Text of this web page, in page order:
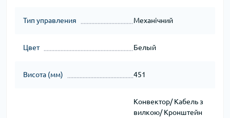
Тип управления Механічний
Цвет Белый
Висота (мм) 451
Конвектор/ Кабель з
вилкою/ Кронштейн